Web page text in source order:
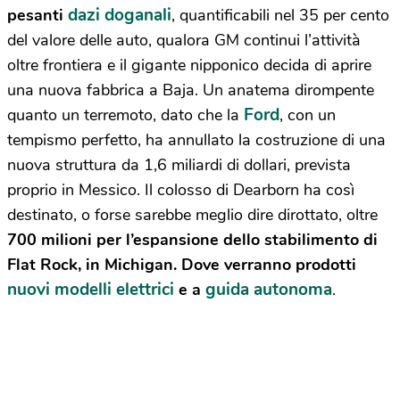
pesanti dazi doganali, quantificabili nel 35 per cento
del valore delle auto, qualora GM continui l’attività
oltre frontiera e il gigante nipponico decida di aprire
una nuova fabbrica a Baja. Un anatema dirompente
quanto un terremoto, dato che la Ford, con un
tempismo perfetto, ha annullato la costruzione di una
nuova struttura da 1,6 miliardi di dollari, prevista
proprio in Messico. Il colosso di Dearborn ha così
destinato, o forse sarebbe meglio dire dirottato, oltre
700 milioni per l’espansione dello stabilimento di
Flat Rock, in Michigan. Dove verranno prodotti
nuovi modelli elettrici e a guida autonoma.